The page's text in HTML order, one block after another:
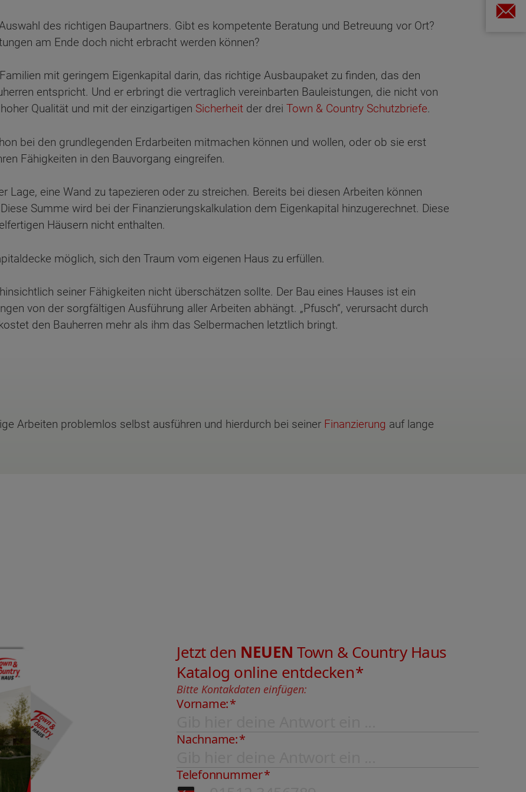
des richtigen Baupartners. Gibt es kompetente Beratung und Betreuung vor Ort?
am Ende doch nicht erbracht werden können?
mit geringem Eigenkapital darin, das richtige Ausbaupaket zu finden, das den
entspricht. Und er erbringt die vertraglich vereinbarten Bauleistungen, die nicht von
Qualität und mit der einzigartigen Sicherheit der drei Town & Country Schutzbriefe.
bei den grundlegenden Erdarbeiten mitmachen können und wollen, oder ob sie erst
Fähigkeiten in den Bauvorgang eingreifen.
Lage, eine Wand zu tapezieren oder zu streichen. Bereits bei diesen Arbeiten können
Summe wird bei der Finanzierungskalkulation dem Eigenkapital hinzugerechnet. Diese
Häusern nicht enthalten.
möglich, sich den Traum vom eigenen Haus zu erfüllen.
seiner Fähigkeiten nicht überschätzen sollte. Der Bau eines Hauses ist ein
von der sorgfältigen Ausführung aller Arbeiten abhängt. „Pfusch“, verursacht durch
den Bauherren mehr als ihm das Selbermachen letztlich bringt.
Arbeiten problemlos selbst ausführen und hierdurch bei seiner Finanzierung auf lange